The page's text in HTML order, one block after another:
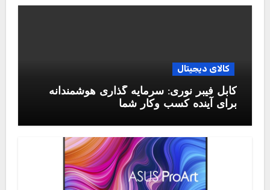
کالای دیجیتال
کابل فیبر نوری: سرمایه گذاری هوشمندانه
برای آینده کسب وکار شما